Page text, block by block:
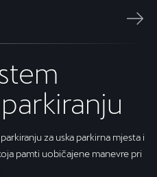
za uska parkirna mjesta i
pamti uobičajene manevre pri